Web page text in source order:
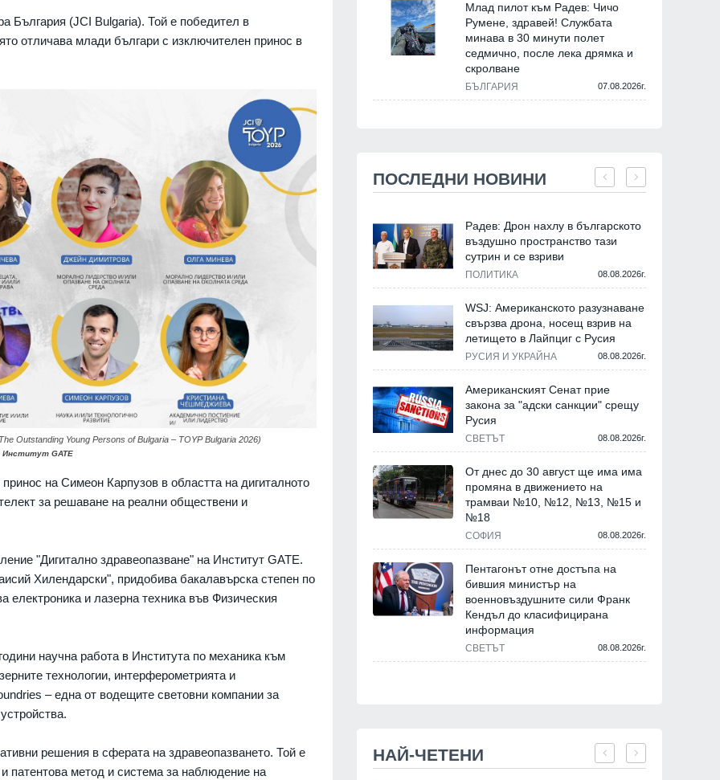
България (JCI Bulgaria). Той е победител в
отличава млади българи с изключителен принос в
Outstanding Young Persons of Bulgaria – TOYP Bulgaria 2026)
Институт GATE
на Симеон Карпузов в областта на дигиталното
за решаване на реални обществени и
"Дигитално здравеопазване" на Институт GATE.
Хилендарски", придобива бакалавърска степен по
електроника и лазерна техника във Физическия
научна работа в Института по механика към
технологии, интерферометрията и
– една от водещите световни компании за
решения в сферата на здравеопазването. Той е
патентова метод и система за наблюдение на
Млад пилот към Радев: Чичо
Румене, здравей! Службата
минава в 30 минути полет
седмично, после лека дрямка и
скролване
БЪЛГАРИЯ 07.08.2026г.
ПОСЛЕДНИ НОВИНИ
07.08.2026г.
могила
07.08.2026г.
07.08.2026г.
се
-
Рейтингът на Володимир
Зеленски бележи спад след
протестите в Украйна - едва 18 %
му имат пълно доверие
РУСИЯ И УКРАЙНА
Жълт и оранжев код за високи
температури - максималните до
39°
БЪЛГАРИЯ
Доналд Тръмп: Ракетите Patriot
са ни необходими и на нас
СВЕТЪТ
Украинският президент обяви
началото на специални операции
Призоваха Запада за акция на
специални части в Русия за
СВЕТЪТ
Радев: Дрон нахлу в българското
въздушно пространство тази
сутрин и се взриви
ПОЛИТИКА 08.08.2026г.
WSJ: Американското разузнаване
свързва дрона, носещ взрив на
летището в Лайпциг с Русия
РУСИЯ И УКРАЙНА 08.08.2026г.
Американският Сенат прие
закона за "адски санкции" срещу
Русия
СВЕТЪТ 08.08.2026г.
От днес до 30 август ще има има
промяна в движението на
трамваи №10, №12, №13, №15 и
№18
СОФИЯ 08.08.2026г.
Пентагонът отне достъпа на
бившия министър на
военновъздушните сили Франк
Кендъл до класифицирана
информация
СВЕТЪТ 08.08.2026г.
НАЙ-ЧЕТЕНИ